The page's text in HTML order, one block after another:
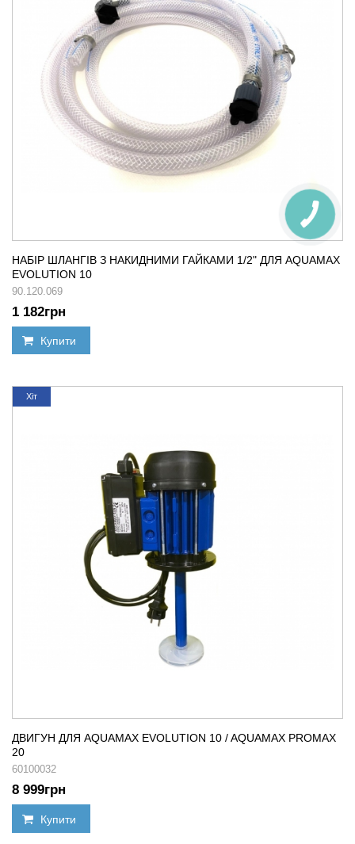
НАБІР ШЛАНГІВ З НАКИДНИМИ ГАЙКАМИ 1/2" ДЛЯ AQUAMAX
EVOLUTION 10
90.120.069
1 182грн
Купити
Хіт
ДВИГУН ДЛЯ AQUAMAX EVOLUTION 10 / AQUAMAX PROMAX
20
60100032
8 999грн
Купити